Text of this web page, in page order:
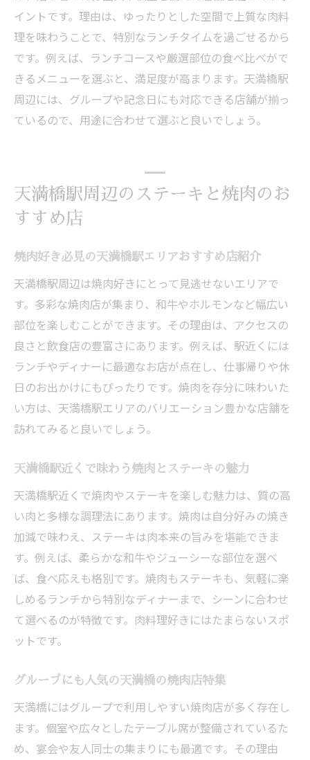
イントです。理由は、ゆったりとした空間で上質な肉料
理を味わうことで、特別なランチタイムを過ごせるから
です。例えば、ランチコースや厳選部位の食べ比べがで
きるメニューを選ぶと、満足度が高まります。天満橋駅
周辺には、グループや記念日にも対応できる店舗が揃っ
ているので、用途に合わせて選ぶと良いでしょう。
天満橋駅周辺のステーキと焼肉のお
すすめ店
焼肉好き必見の天満橋駅エリアおすすめ店紹介
天満橋駅周辺は焼肉好きにとって見逃せないエリアで
す。多彩な焼肉店が集まり、和牛やホルモンなど幅広い
部位を楽しむことができます。その理由は、アクセスの
良さと飲食店の豊富さにあります。例えば、駅近くには
ランチやディナーに最適なお店が点在し、仕事帰りや休
日のお出かけにもぴったりです。焼肉を存分に味わいた
い方は、天満橋駅エリアのバリエーション豊かな店舗を
訪れてみると良いでしょう。
天満橋駅近くで味わう焼肉とステーキの魅力
天満橋駅近くで焼肉やステーキを楽しむ魅力は、質の高
い肉と多様な調理法にあります。焼肉は自分好みの焼き
加減で味わえ、ステーキは肉本来の旨みを堪能できま
す。例えば、柔らかな和牛やジューシーな部位を選べ
ば、食べ応えも格別です。焼肉もステーキも、気軽に楽
しめるランチから特別なディナーまで、シーンに合わせ
て選べるのが特徴です。肉料理好きにはたまらないスポ
ットです。
グループにも人気の天満橋の焼肉店特集
天満橋にはグループで利用しやすい焼肉店が多く存在し
ます。個室や広々としたテーブル席が整備されているた
め、宴会や友人同士の集まりにも最適です。その理由